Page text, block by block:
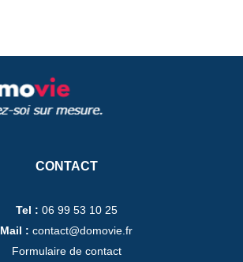
CONTACT
Tel : 06 99 53 10 25
Mail : contact@domovie.fr
Formulaire de contact